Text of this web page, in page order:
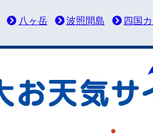
八ヶ岳 波照間島 四国